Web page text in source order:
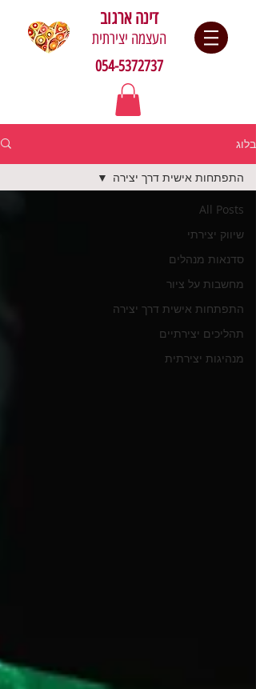
דינה ארגוב
העצמה יצירתית
054-5372737
בלוג
All Posts
שיווק יצירתי
סדנאות מנהלים
מחשבות על ציור
התפתחות אישית דרך יצירה
תהליכים יצירתיים
מנהיגות יצירתית
התפתחות אישית דרך יצירה